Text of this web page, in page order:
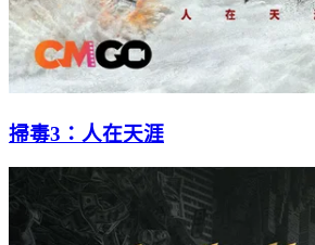
掃毒3：人在天涯